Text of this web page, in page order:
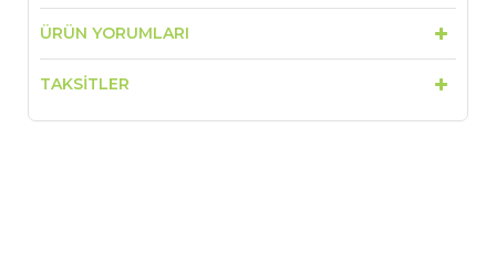
ÜRÜN YORUMLARI
TAKSITLER